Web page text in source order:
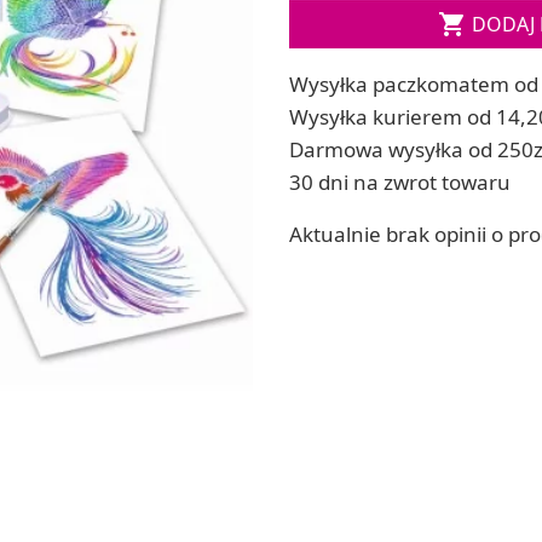
ręcznych
Soda, kwasek, formy do kul do kąpieli
RZEŹBA, GLINY I ODLEWY
Lepienie i rzeźbienie
Odlewy dekoracyjne
Tworzenie z gliny polimerowej
Modelowanie dla dzieci
 DODAJ
Wysyłka paczkomatem od
Wysyłka kurierem od
Darmowa wysyłka od
30 dni na zwrot towaru
Aktualnie brak opinii o